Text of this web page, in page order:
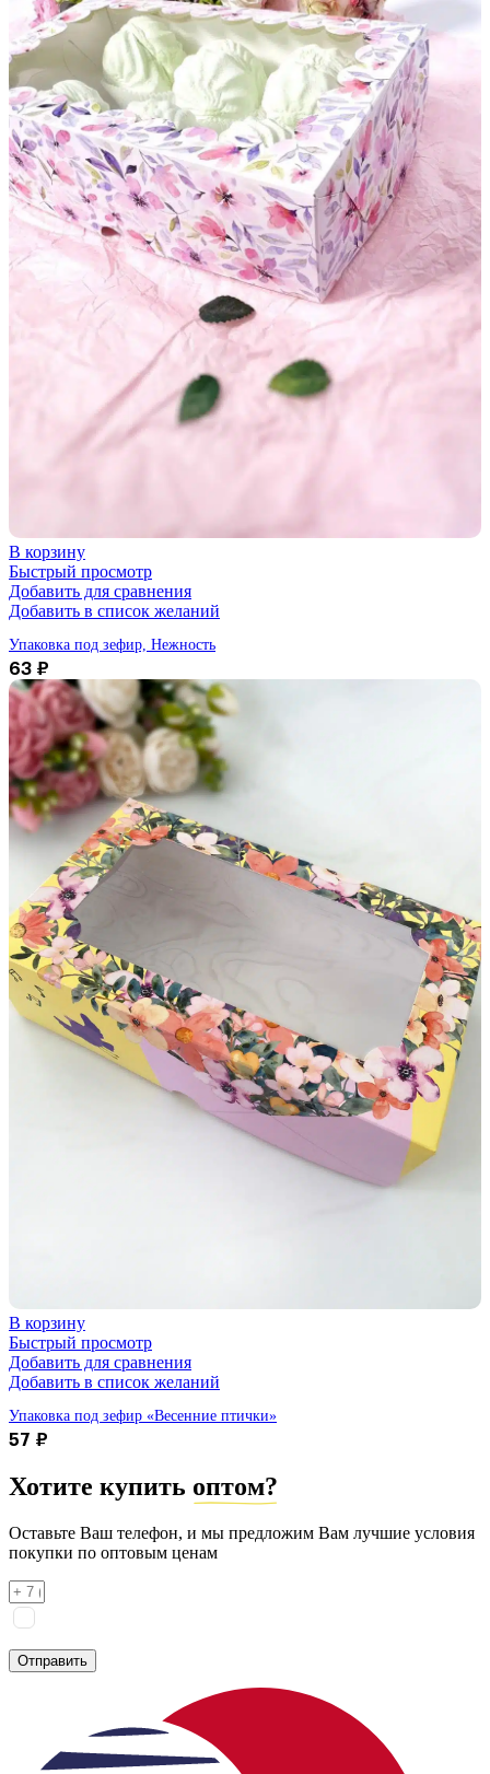
В корзину
Быстрый просмотр
Добавить для сравнения
Добавить в список желаний
Упаковка под зефир, Нежность
63 ₽
В корзину
Быстрый просмотр
Добавить для сравнения
Добавить в список желаний
Упаковка под зефир «Весенние птички»
57 ₽
Хотите купить оптом?
Оставьте Ваш телефон, и мы предложим Вам лучшие условия
покупки по оптовым ценам
Отправить